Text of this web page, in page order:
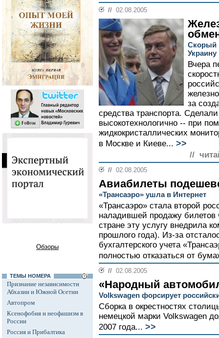
Обзоры
ТЕМЫ НОМЕРА
Признание независимости
Абхазии и Южной Осетии
Автопром
Ксенофобия и неофашизм в
России
Россия и Прибалтика
// 02.08.2005
Скорый
Украину
Вчера
за
средства транспорта.
высокотехнологично -- при
жидкокристаллических
в Москве и Киеве... >>
//
// 02.08.2005
Авиабилеты
«Трансаэро» ушла в Интернет
«Трансаэро» стала второй
наладившей продажу билетов
стране эту услугу внедрила
прошлого года). Из-за
бухгалтерского учета
полностью отказаться от
// 02.08.2005
«Народный
Volkswagen форсирует
Сборка в окрестностях
немецкой марки Volkswagen
2007 года... >>